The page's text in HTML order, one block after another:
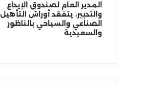
المدير العام لصندوق الإيداع
والتدبير، يتفقد أوراش التأهيل
الصناعي والسياحي بالناظور
والسعيدية